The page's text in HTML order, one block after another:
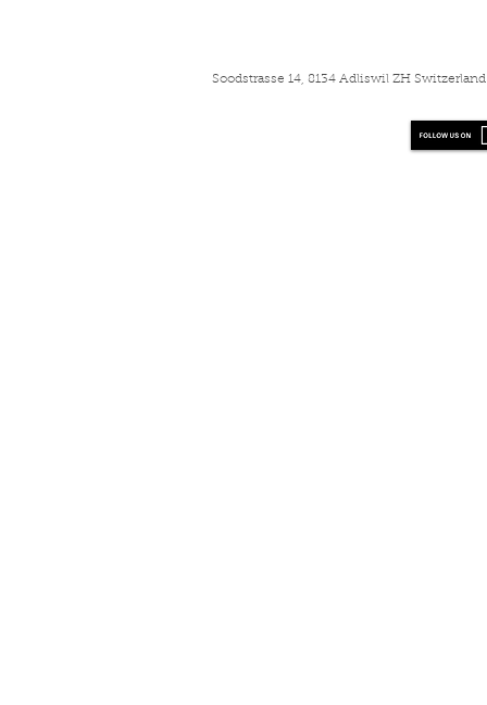
Soodstrasse 14, 8134 Adliswil ZH